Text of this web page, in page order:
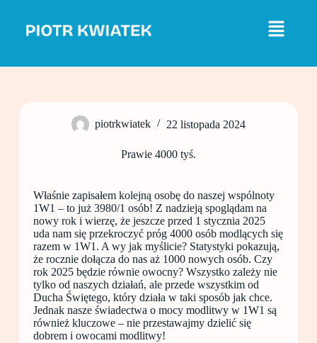
j
piotrkwiatek 22 listopada 2024
Prawie 4000 tyś.
Właśnie zapisałem kolejną osobę do naszej wspólnoty
1W1 – to już 3980/1 osób! Z nadzieją spoglądam na
nowy rok i wierzę, że jeszcze przed 1 stycznia 2025
uda nam się przekroczyć próg 4000 osób modlących się
razem w 1W1. A wy jak myślicie? Statystyki pokazują,
że rocznie dołącza do nas aż 1000 nowych osób. Czy
rok 2025 będzie równie owocny? Wszystko zależy nie
tylko od naszych działań, ale przede wszystkim od
Ducha Świętego, który działa w taki sposób jak chce.
Jednak nasze świadectwa o mocy modlitwy w 1W1 są
również kluczowe – nie przestawajmy dzielić się
dobrem i owocami modlitwy!